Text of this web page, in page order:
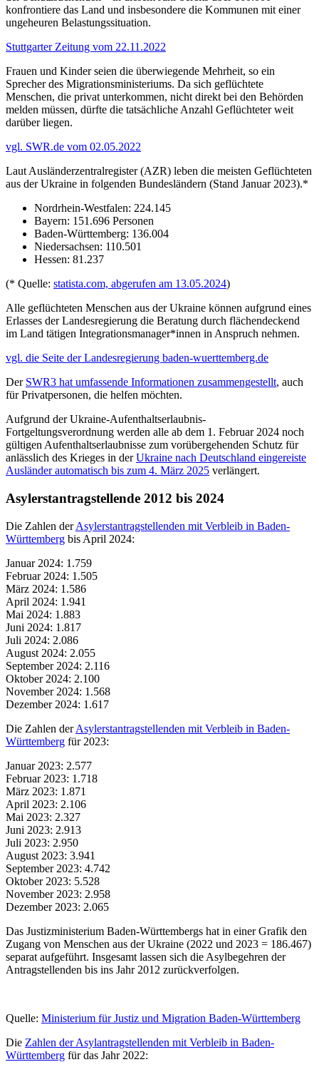
konfrontiere das Land und insbesondere die Kommunen mit einer
ungeheuren Belastungssituation.
Stuttgarter Zeitung vom 22.11.2022
Frauen und Kinder seien die überwiegende Mehrheit, so ein
Sprecher des Migrationsministeriums. Da sich geflüchtete
Menschen, die privat unterkommen, nicht direkt bei den Behörden
melden müssen, dürfte die tatsächliche Anzahl Geflüchteter weit
darüber liegen.
vgl. SWR.de vom 02.05.2022
Laut Ausländerzentralregister (AZR) leben die meisten Geflüchteten
aus der Ukraine in folgenden Bundesländern (Stand Januar 2023).*
Nordrhein-Westfalen: 224.145
Bayern: 151.696 Personen
Baden-Württemberg: 136.004
Niedersachsen: 110.501
Hessen: 81.237
(* Quelle: statista.com, abgerufen am 13.05.2024)
Alle geflüchteten Menschen aus der Ukraine können aufgrund eines
Erlasses der Landesregierung die Beratung durch flächendeckend
im Land tätigen Integrationsmanager*innen in Anspruch nehmen.
vgl. die Seite der Landesregierung baden-wuerttemberg.de
Der SWR3 hat umfassende Informationen zusammengestellt, auch
für Privatpersonen, die helfen möchten.
Aufgrund der Ukraine-Aufenthaltserlaubnis-
Fortgeltungsverordnung werden alle ab dem 1. Februar 2024 noch
gültigen Aufenthaltserlaubnisse zum vorübergehenden Schutz für
anlässlich des Krieges in derUkraine nach Deutschland eingereiste
Ausländer automatisch bis zum 4. März 2025 verlängert.
Asylerstantragstellende 2012 bis 2024
Die Zahlen derAsylerstantragstellenden mit Verbleib in Baden-
Württemberg bis April 2024:
Januar 2024: 1.759
Februar 2024: 1.505
März 2024: 1.586
April 2024: 1.941
Mai 2024: 1.883
Juni 2024: 1.817
Juli 2024: 2.086
August 2024: 2.055
September 2024: 2.116
Oktober 2024: 2.100
November 2024: 1.568
Dezember 2024: 1.617
Die Zahlen derAsylerstantragstellenden mit Verbleib in Baden-
Württemberg für 2023:
Januar 2023: 2.577
Februar 2023: 1.718
März 2023: 1.871
April 2023: 2.106
Mai 2023: 2.327
Juni 2023: 2.913
Juli 2023: 2.950
August 2023: 3.941
September 2023: 4.742
Oktober 2023: 5.528
November 2023: 2.958
Dezember 2023: 2.065
Das Justizministerium Baden-Württembergs hat in einer Grafik den
Zugang von Menschen aus der Ukraine (2022 und 2023 = 186.467)
separat aufgeführt. Insgesamt lassen sich die Asylbegehren der
Antragstellenden bis ins Jahr 2012 zurückverfolgen.
Quelle: Ministerium für Justiz und Migration Baden-Württemberg
Die Zahlen der Asylantragstellenden mit Verbleib in Baden-
Württemberg für das Jahr 2022: